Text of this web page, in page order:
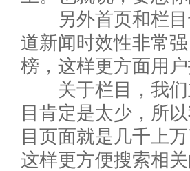
另外首页和栏目
道新闻时效性非常
榜，这样更方面用
关于栏目，我们
目肯定是太少，所
目页面就是几千上
这样更方便搜索相